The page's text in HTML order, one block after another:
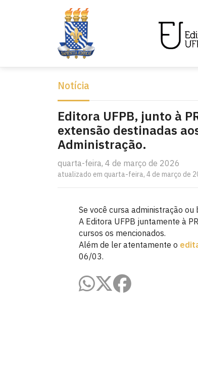
Notícia
Editora UFPB, junto à
extensão destinadas
Administração.
quarta-feira, 4 de março de 2026
atualizado em quarta-feira, 4 de março de
Se você cursa administração
A Editora UFPB juntamente à
cursos os mencionados.
Além de ler atentamente o
06/03.